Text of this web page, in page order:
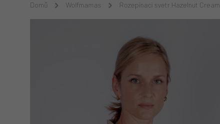
Domů / Wolfmamas / Rozepínací svetr Hazelnut Cream